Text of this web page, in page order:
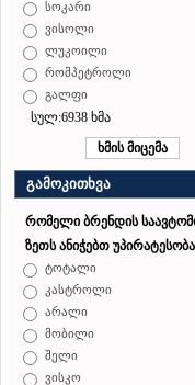
სოკარი
ვისოლი
ლუკოილი
რომპეტროლი
გალფი
სულ:6938 ხმა
გამოკითხვა
რომელი ბრენდის
ზეთს ანიჭებთ
ტოტალი
კასტროლი
არალი
მობილი
შელი
ვისკო